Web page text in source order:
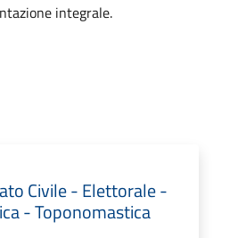
integrale.
Civile - Elettorale -
- Toponomastica